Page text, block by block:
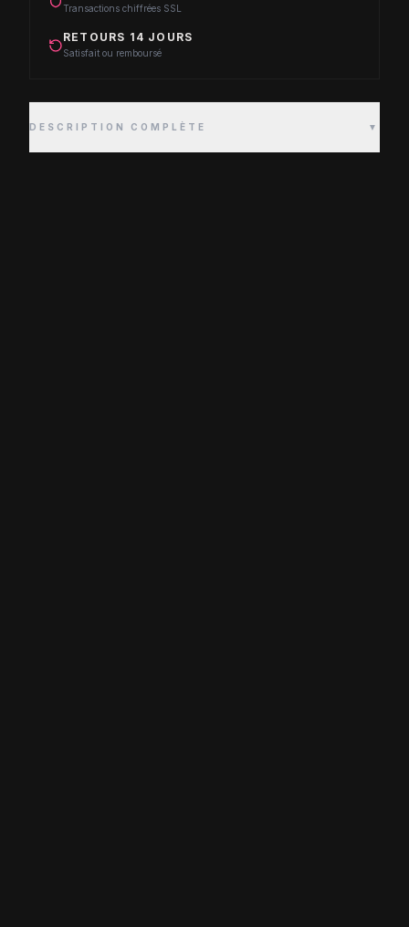
Transactions chiffrées SSL
RETOURS 14 JOURS
Satisfait ou remboursé
DESCRIPTION COMPLÈTE ▼